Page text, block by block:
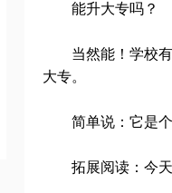
能升大专吗？
当然能！学校有
大专。
简单说：它是个
拓展阅读：今天